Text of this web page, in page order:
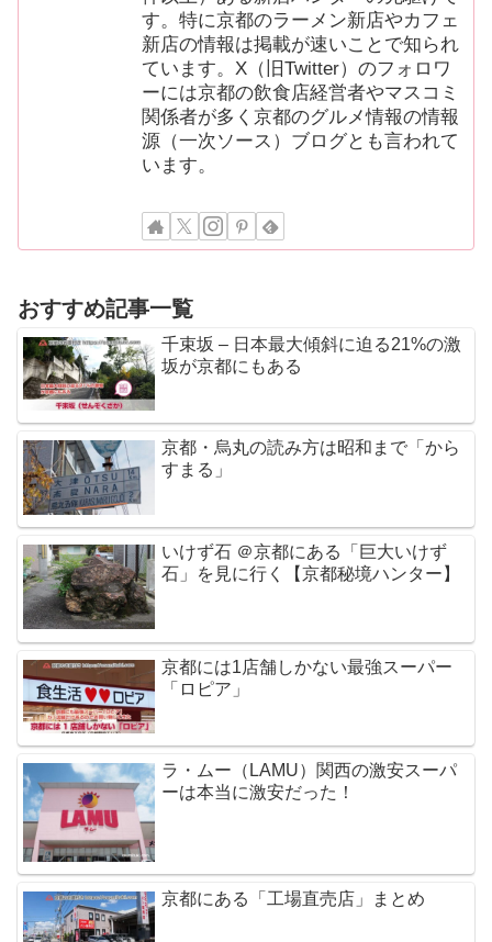
す。特に京都のラーメン新店やカフェ
新店の情報は掲載が速いことで知られ
ています。X（旧Twitter）のフォロワ
ーには京都の飲食店経営者やマスコミ
関係者が多く京都のグルメ情報の情報
源（一次ソース）ブログとも言われて
います。
おすすめ記事一覧
千束坂 – 日本最大傾斜に迫る21%の激
坂が京都にもある
京都・烏丸の読み方は昭和まで「から
すまる」
いけず石 ＠京都にある「巨大いけず
石」を見に行く【京都秘境ハンター】
京都には1店舗しかない最強スーパー
「ロピア」
ラ・ムー（LAMU）関西の激安スーパ
ーは本当に激安だった！
京都にある「工場直売店」まとめ